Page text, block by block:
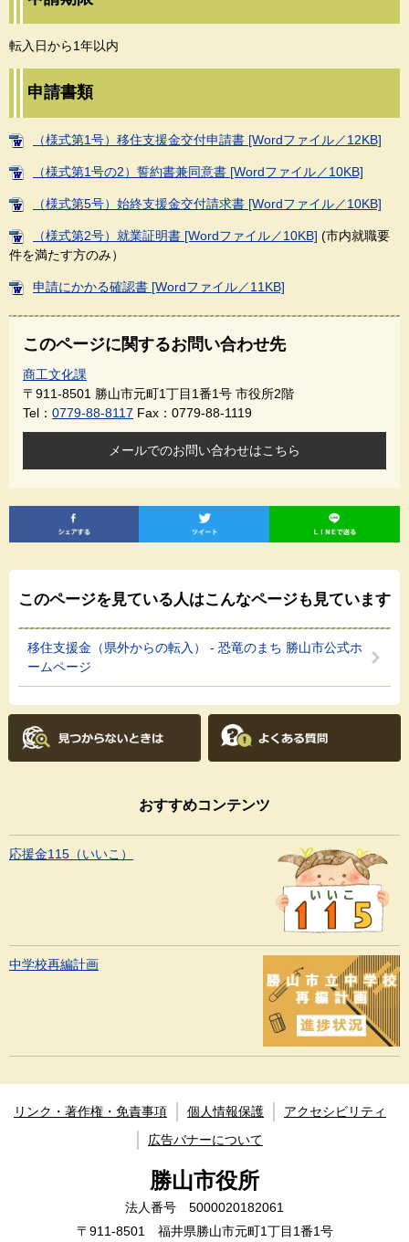
転入日から1年以内
申請書類
（様式第1号）移住支援金交付申請書 [Wordファイル／12KB]
（様式第1号の2）誓約書兼同意書 [Wordファイル／10KB]
（様式第5号）始終支援金交付請求書 [Wordファイル／10KB]
（様式第2号）就業証明書 [Wordファイル／10KB] (市内就職要
件を満たす方のみ）
申請にかかる確認書 [Wordファイル／11KB]
このページに関するお問い合わせ先
商工文化課
〒911-8501 勝山市元町1丁目1番1号 市役所2階
Tel： 0779-88-8117 Fax：0779-88-1119
メールでのお問い合わせはこちら
このページを見ている人はこんなページも見ています
移住支援金（県外からの転入） - 恐竜のまち 勝山市公式ホ
ームページ
おすすめコンテンツ
応援金115（いいこ）
中学校再編計画
リンク・著作権・免責事項 個人情報保護
アクセシビリティ
広告バナーについて
勝山市役所
法人番号 5000020182061
〒911-8501 福井県勝山市元町1丁目1番1号